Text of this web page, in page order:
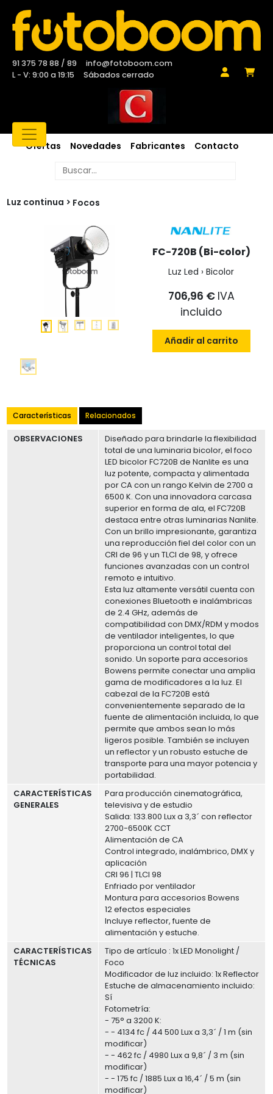
91 375 78 88 / 89
info@fotoboom.com
L - V: 9:00 a 19:15
Sábados cerrado
Ofertas Novedades Fabricantes Contacto
Luz continua Focos
FC-720B (Bi-color)
Luz Led › Bicolor
706,96 € IVA
incluido
Añadir al carrito
Características Relacionados
OBSERVACIONES
Diseñado para brindarle la flexibilidad
total de una luminaria bicolor, el foco
LED bicolor FC720B de Nanlite es una
luz potente, compacta y alimentada
por CA con un rango Kelvin de 2700 a
6500 K. Con una innovadora carcasa
superior en forma de ala, el FC720B
destaca entre otras luminarias Nanlite.
Con un brillo impresionante, garantiza
una reproducción fiel del color con un
CRI de 96 y un TLCI de 98, y ofrece
funciones avanzadas con un control
remoto e intuitivo.
Esta luz altamente versátil cuenta con
conexiones Bluetooth e inalámbricas
de 2.4 GHz, además de
compatibilidad con DMX/RDM y modos
de ventilador inteligentes, lo que
proporciona un control total del
sonido. Un soporte para accesorios
Bowens permite conectar una amplia
gama de modificadores a la luz. El
cabezal de la FC720B está
convenientemente separado de la
fuente de alimentación incluida, lo que
permite que ambos sean lo más
ligeros posible. También se incluyen
un reflector y un robusto estuche de
transporte para una mayor potencia y
portabilidad.
CARACTERÍSTICAS
GENERALES
Para producción cinematográfica,
televisiva y de estudio
Salida: 133.800 Lux a 3,3´ con reflector
2700-6500K CCT
Alimentación de CA
Control integrado, inalámbrico, DMX y
aplicación
CRI 96 | TLCI 98
Enfriado por ventilador
Montura para accesorios Bowens
12 efectos especiales
Incluye reflector, fuente de
alimentación y estuche.
CARACTERÍSTICAS
TÉCNICAS
Tipo de artículo : 1x LED Monolight /
Foco
Modificador de luz incluido: 1x Reflector
Estuche de almacenamiento incluido:
Sí
Fotometría:
- 75° a 3200 K:
- - 4134 fc / 44 500 Lux a 3,3´ / 1 m (sin
modificar)
- - 462 fc / 4980 Lux a 9,8´ / 3 m (sin
modificar)
- - 175 fc / 1885 Lux a 16,4´ / 5 m (sin
modificar)